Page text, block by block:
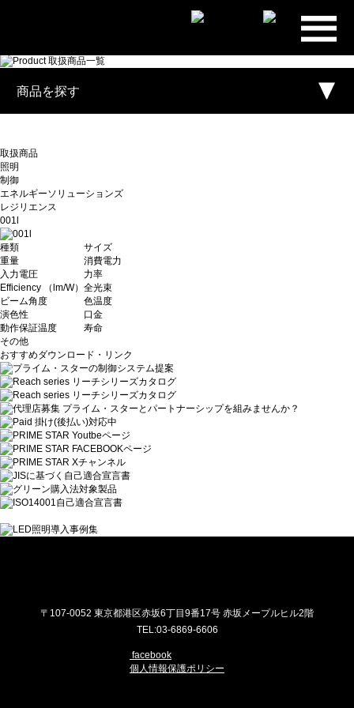
プライ
ム・スタ
社
商品を探す
取扱商品
照明
制御
エネルギーソリューションズ
レジリエンス
001l
種類
サイズ
重量
消費電力
入力電圧
力率
Efficiency （lm/W） 全光束
ビーム角度
色温度
演色性
口金
動作保証温度
寿命
その他
おすすめダウンロード・リンク
〒107-0052 東京都港区赤坂6丁目9番17号 赤坂メープルヒル2階
TEL:03-6869-6606
facebook
個人情報保護ポリシー